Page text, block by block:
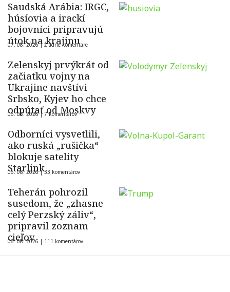
Saudská Arábia: IRGC,
húsíovia a irackí
bojovníci pripravujú
útok na krajinu
07. 08. 2026 |Žiadne komentáre
Zelenskyj prvýkrát od
začiatku vojny na
Ukrajine navštívi
Srbsko, Kyjev ho chce
odpútať od Moskvy
06. 08. 2026 |7 komentárov
Odborníci vysvetlili,
ako ruská „rušička“
blokuje satelity
Starlink
06. 08. 2026 |33 komentárov
Teherán pohrozil
susedom, že „zhasne
celý Perzský záliv“,
pripravil zoznam
cieľov
06. 08. 2026 | 111 komentárov